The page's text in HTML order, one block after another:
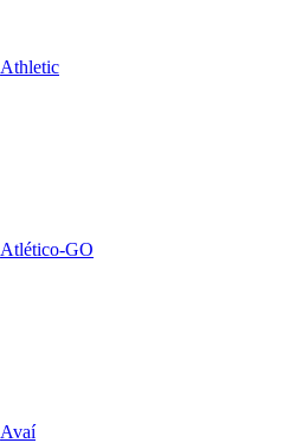
Athletic
Atlético-GO
Avaí